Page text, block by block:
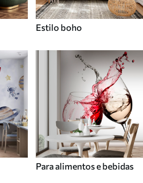
Estilo boho
Para alimentos e bebidas